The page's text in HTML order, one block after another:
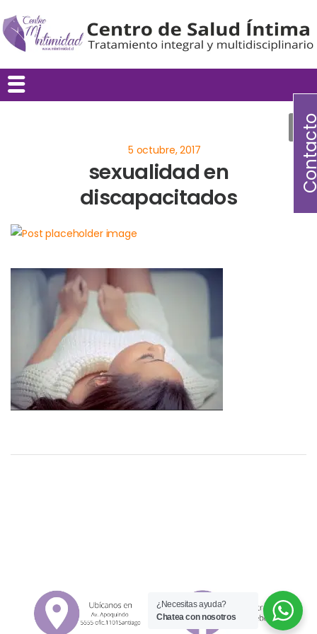
sexualidad en
discapacitados
¿Necesitas ayuda?
Chatea con nosotros